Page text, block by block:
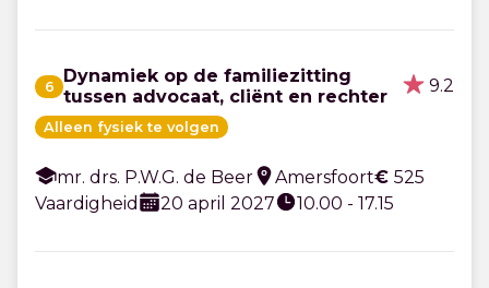
6
Dynamiek op de familiezitting
tussen advocaat, cliënt en rechter
9.2
Alleen fysiek te volgen
mr. drs. P.W.G. de Beer Amersfoort€ 525
Vaardigheid
20 april 2027 10.00 - 17.15